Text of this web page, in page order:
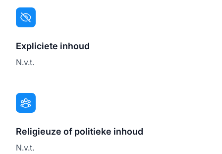
Expliciete inhoud
N.v.t.
Religieuze of politieke inhoud
N.v.t.